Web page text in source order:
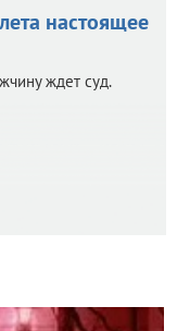
настоящее
ждет суд.